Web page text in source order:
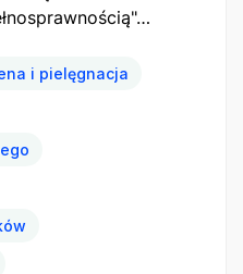
i pielęgnacja